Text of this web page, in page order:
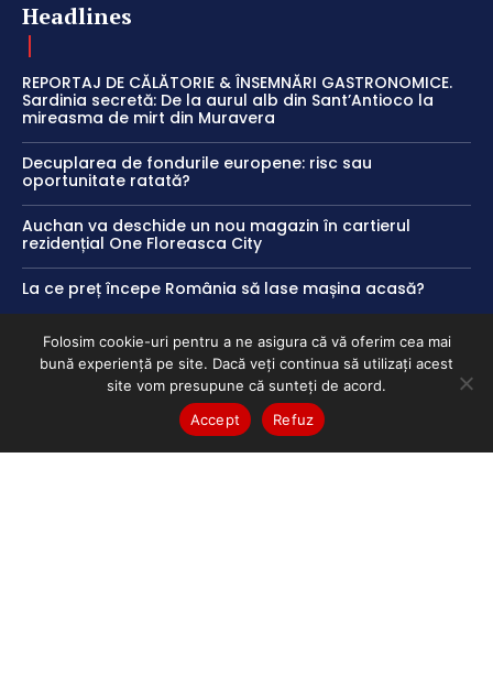
Headlines
REPORTAJ DE CĂLĂTORIE & ÎNSEMNĂRI GASTRONOMICE.
Sardinia secretă: De la aurul alb din Sant’Antioco la
mireasma de mirt din Muravera
Decuplarea de fondurile europene: risc sau
oportunitate ratată?
Auchan va deschide un nou magazin în cartierul
rezidențial One Floreasca City
La ce preț începe România să lase mașina acasă?
Politici
Folosim cookie-uri pentru a ne asigura că vă oferim cea mai
bună experiență pe site. Dacă veți continua să utilizați acest
site vom presupune că sunteți de acord.
Accept
Refuz